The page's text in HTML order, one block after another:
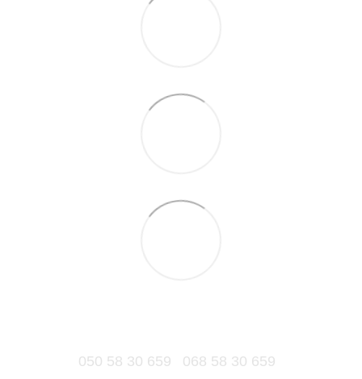
050 58 30 659 068 58 30 659